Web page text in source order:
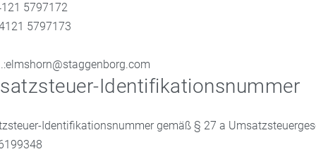
5797172
5797173
Identifikationsnummer
Identifikationsnummer gemäß § 27 a